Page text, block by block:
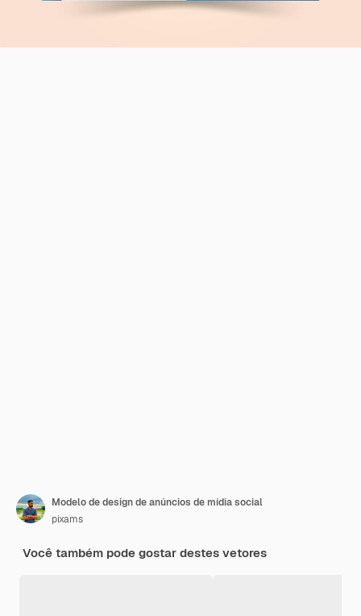
Modelo de design de anúncios de mídia social
pixams
Você também pode gostar destes vetores